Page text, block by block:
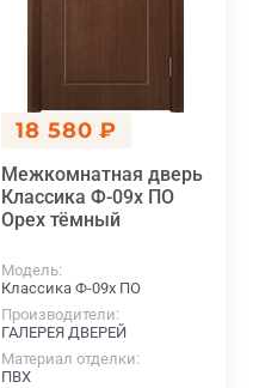
18 580 ₽
Межкомнатная дверь
Классика Ф-09х ПО
Орех тёмный
Модель
Классика Ф-09х ПО
Производители
ГАЛЕРЕЯ ДВЕРЕЙ
Материал отделки
ПВХ